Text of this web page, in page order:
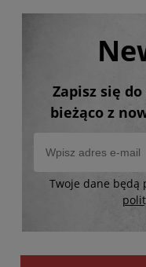
Zapisz się
bieżąco z
Twoje dane będą